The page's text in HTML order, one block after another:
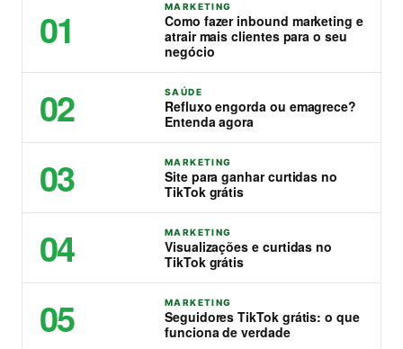
01 MARKETING
Como fazer inbound marketing e
atrair mais clientes para o seu
negócio
02 SAÚDE
Refluxo engorda ou emagrece?
Entenda agora
03 MARKETING
Site para ganhar curtidas no
TikTok grátis
04 MARKETING
Visualizações e curtidas no
TikTok grátis
05 MARKETING
Seguidores TikTok grátis: o que
funciona de verdade